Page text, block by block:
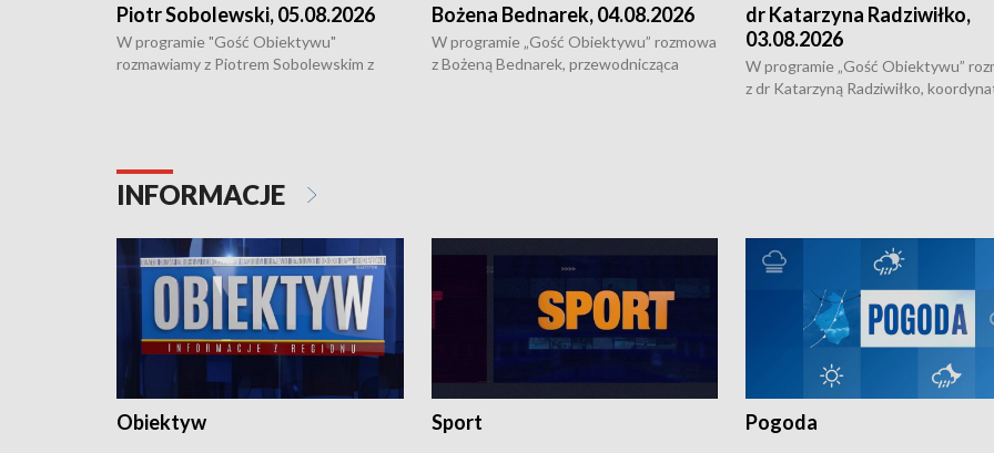
Piotr Sobolewski, 05.08.2026
W programie "Gość Obiektywu"
rozmawiamy z Piotrem Sobolewskim z
Bożena Bednarek, 04.08.2026
W programie „Gość Obiektywu” rozmowa
z Bożeną Bednarek, przewodnicząca
dr Katarzyna Radziwiłko,
03.08.2026
W programie „Gość Obiektywu”
z dr Katarzyną Radziwiłko,
INFORMACJE
Obiektyw Sport Pogoda